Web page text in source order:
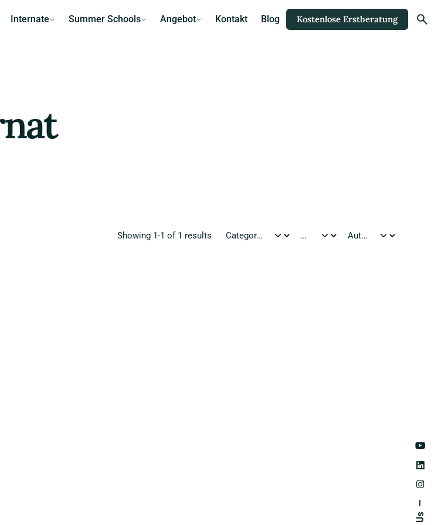
Internate Summer Schools Angebot Kontakt Blog Kostenlose Erstberatung
Showing 1-1 of 1 results